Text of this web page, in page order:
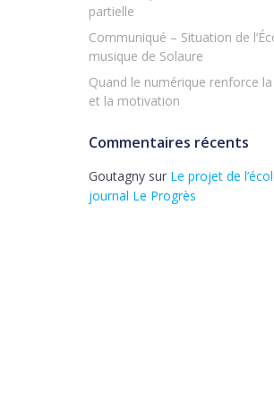
partielle
Communiqué – Situation de
musique de Solaure
Quand le numérique renforce
et la motivation
Commentaires récents
Goutagny sur Le projet de
journal Le Progrès